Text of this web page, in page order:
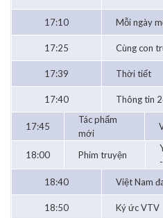
17:10 Mỗi ngày
17:25 Cùng con
17:39 Thời tiết
17:40 Thông tin
17:45
Tác phẩm
mới
18:00 Phim truyện
18:40
Việt Nam
18:50 Ký ức VTV